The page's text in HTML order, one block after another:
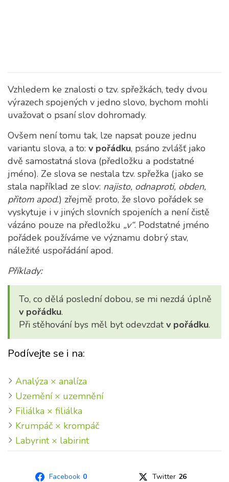
Vzhledem ke znalosti o tzv. spřežkách, tedy dvou
výrazech spojených v jedno slovo, bychom mohli
uvažovat o psaní slov dohromady.
Ovšem není tomu tak, lze napsat pouze jednu
variantu slova, a to: v pořádku, psáno zvlášť jako
dvě samostatná slova (předložku a podstatné
jméno). Ze slova se nestala tzv. spřežka (jako se
stala například ze slov: najisto, odnaproti, obden,
přitom apod.) zřejmě proto, že slovo pořádek se
vyskytuje i v jiných slovních spojeních a není čistě
vázáno pouze na předložku „v“. Podstatné jméno
pořádek používáme ve významu dobrý stav,
náležité uspořádání apod.
Příklady:
To, co dělá poslední dobou, se mi nezdá úplně
v pořádku.
Při stěhování bys měl byt odevzdatv pořádku.
Podívejte se i na:
Analýza × analíza
Uzemění × uzemnění
Filiálka × filiálka
Krumpáč × krompáč
Labyrint × labirint
Facebook 0 Twitter 26